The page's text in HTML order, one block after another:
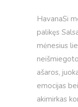
HavanaSi
palikęs
mėnesius
ašaros,
emocijas
akimirkas